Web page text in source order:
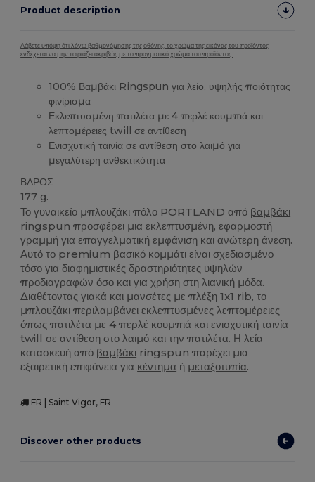
Product description
Λάβετε υπόψη ότι λόγω βαθμονόμησης της οθόνης, το χρώμα της εικόνας του προϊόντος
ενδέχεται να μην ταιριάζει ακριβώς με το πραγματικό χρώμα του προϊόντος.
100% Βαμβάκι Ringspun για λείο, υψηλής ποιότητας
φινίρισμα
Εκλεπτυσμένη πατιλέτα με 4 περλέ κουμπιά και
λεπτομέρειες twill σε αντίθεση
Ενισχυτική ταινία σε αντίθεση στο λαιμό για
μεγαλύτερη ανθεκτικότητα
ΒΑΡΟΣ
177 g.
Το γυναικείο μπλουζάκι πόλο PORTLAND από βαμβάκι
ringspun προσφέρει μια εκλεπτυσμένη, εφαρμοστή
γραμμή για επαγγελματική εμφάνιση και ανώτερη άνεση.
Αυτό το premium βασικό κομμάτι είναι σχεδιασμένο
τόσο για διαφημιστικές δραστηριότητες υψηλών
προδιαγραφών όσο και για χρήση στη λιανική μόδα.
Διαθέτοντας γιακά και μανσέτες με πλέξη 1x1 rib, το
μπλουζάκι περιλαμβάνει εκλεπτυσμένες λεπτομέρειες
όπως πατιλέτα με 4 περλέ κουμπιά και ενισχυτική ταινία
twill σε αντίθεση στο λαιμό και την πατιλέτα. Η λεία
κατασκευή από βαμβάκι ringspun παρέχει μια
εξαιρετική επιφάνεια για κέντημα ή μεταξοτυπία.
FR | Saint Vigor, FR
Discover other products